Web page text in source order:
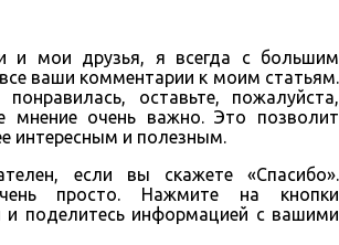
и мои друзья, я всегда с большим
ваши комментарии к моим статьям.
оставьте, пожалуйста,
мнение очень важно. Это позволит
интересным и полезным.
если вы скажете «Спасибо».
просто. Нажмите на кнопки
и поделитесь информацией с вашими